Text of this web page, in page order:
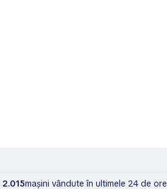
2.015mașini vândute în ultimele 24 de ore